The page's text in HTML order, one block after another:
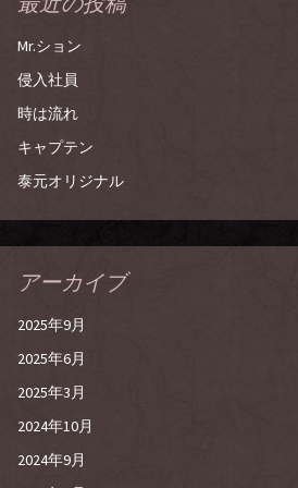
Mr.ション
侵入社員
時は流れ
キャプテン
泰元オリジナル
アーカイブ
2025年9月
2025年6月
2025年3月
2024年10月
2024年9月